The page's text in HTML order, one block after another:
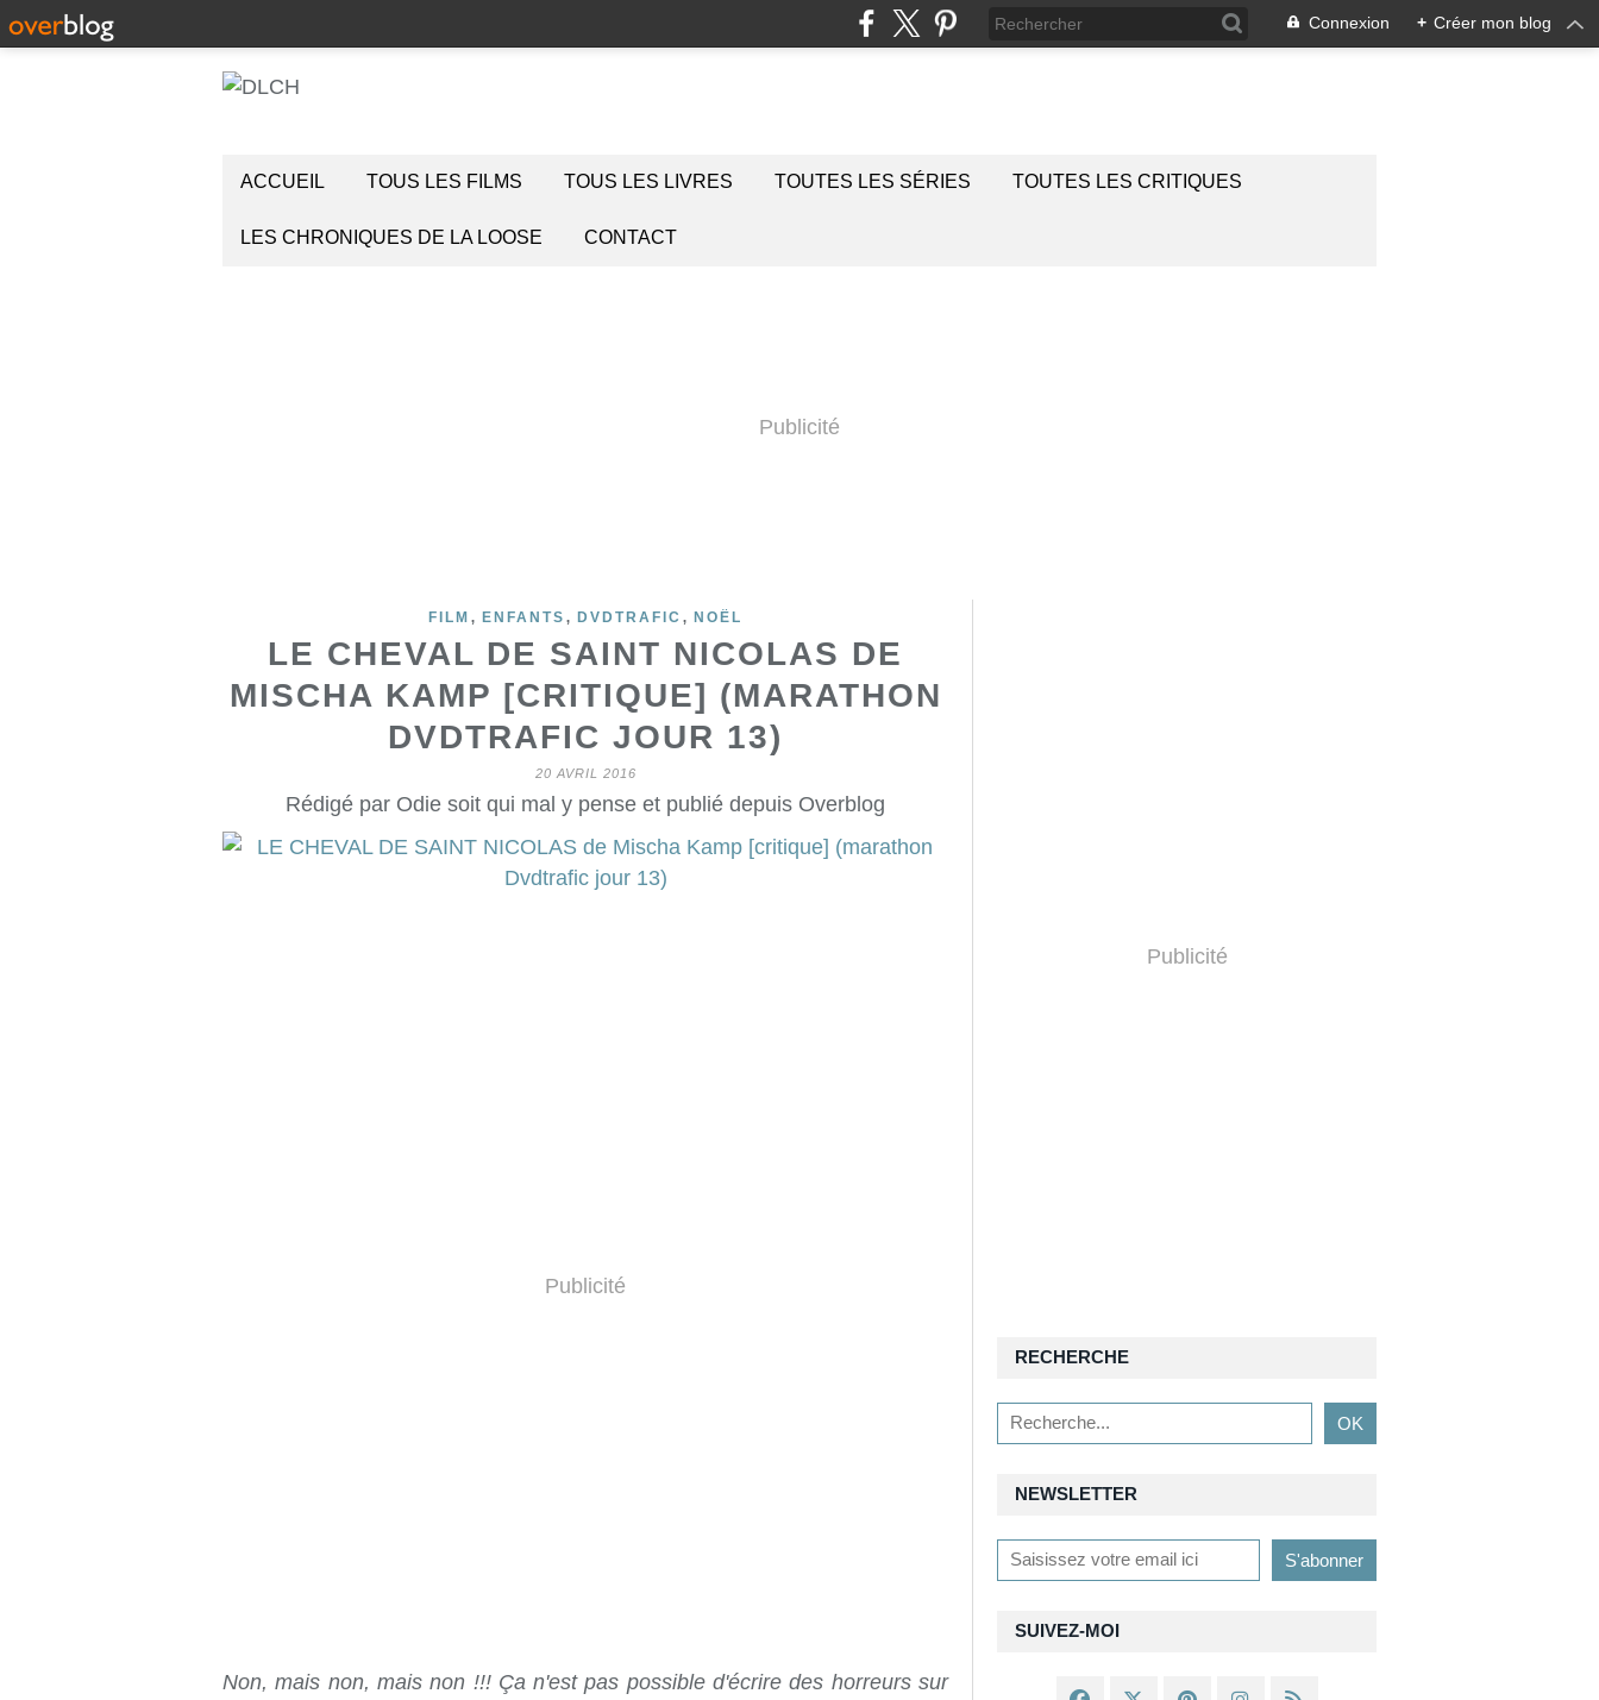
Connexion + Créer mon blog
ACCUEIL TOUS LES FILMS TOUS LES LIVRES TOUTES LES SÉRIES TOUTES LES CRITIQUES
LES CHRONIQUES DE LA LOOSE CONTACT
Publicité
FILM , ENFANTS , DVDTRAFIC , NOËL
LE CHEVAL DE SAINT NICOLAS DE
MISCHA KAMP [CRITIQUE] (MARATHON
DVDTRAFIC JOUR 13)
20 AVRIL 2016
Rédigé par Odie soit qui mal y pense et publié depuis Overblog
Publicité
Non, mais non, mais non !!! Ça n'est pas possible d'écrire des horreurs sur
Publicité
NEWSLETTER
SUIVEZ-MOI
RECHERCHE